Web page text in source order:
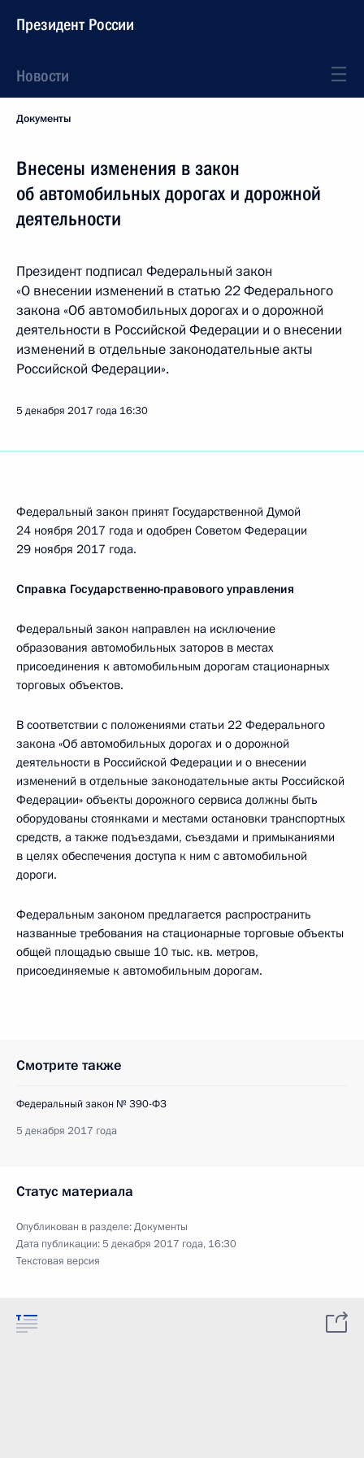
Президент России
Новости
Документы
Внесены изменения в закон
об автомобильных дорогах и дорожной
деятельности
Президент подписал Федеральный закон
«О внесении изменений в статью 22 Федерального
закона «Об автомобильных дорогах и о дорожной
деятельности в Российской Федерации и о внесении
изменений в отдельные законодательные акты
Российской Федерации».
5 декабря 2017 года 16:30
Федеральный закон принят Государственной Думой
24 ноября 2017 года и одобрен Советом Федерации
29 ноября 2017 года.
Справка Государственно-правового управления
Федеральный закон направлен на исключение
образования автомобильных заторов в местах
присоединения к автомобильным дорогам стационарных
торговых объектов.
В соответствии с положениями статьи 22 Федерального
закона «Об автомобильных дорогах и о дорожной
деятельности в Российской Федерации и о внесении
изменений в отдельные законодательные акты Российской
Федерации» объекты дорожного сервиса должны быть
оборудованы стоянками и местами остановки транспортных
средств, а также подъездами, съездами и примыканиями
в целях обеспечения доступа к ним с автомобильной
дороги.
Федеральным законом предлагается распространить
названные требования на стационарные торговые объекты
общей площадью свыше 10 тыс. кв. метров,
присоединяемые к автомобильным дорогам.
Смотрите также
Федеральный закон № 390-ФЗ
5 декабря 2017 года
Статус материала
Опубликован в разделе:Документы
Дата публикации:5 декабря 2017 года, 16:30
Текстовая версия